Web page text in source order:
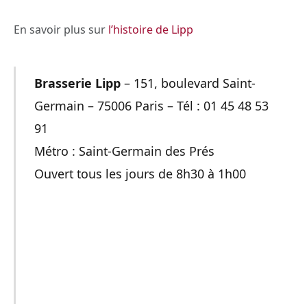
En savoir plus sur l’histoire de Lipp
Brasserie Lipp– 151, boulevard Saint-
Germain – 75006 Paris – Tél : 01 45 48 53
91
Métro : Saint-Germain des Prés
Ouvert tous les jours de 8h30 à 1h00